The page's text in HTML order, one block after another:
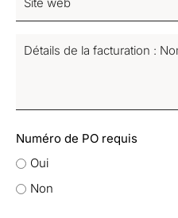
(Nécessaire)
web
Détails
Nom
et
de
Numéro de PO requis
Oui
Non